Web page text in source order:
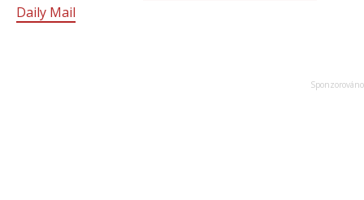
Daily Mail